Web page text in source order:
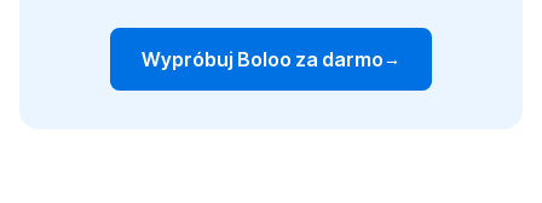
Wypróbuj Boloo za darmo→